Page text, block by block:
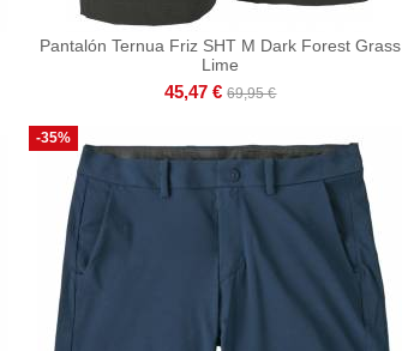
Pantalón Ternua Friz SHT M Dark Forest Grass
Lime
45,47 € 69,95 €
-35%